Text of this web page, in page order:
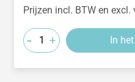
Prijzen incl. BTW en excl.
- + In